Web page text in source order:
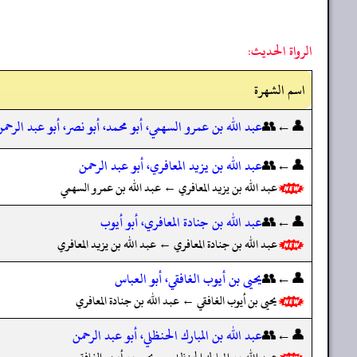
الرواة الحديث:
اسم الشهرة
👤←👥عبد الله بن عمرو السهمي، أبو محمد، أبو نصر، أبو عبد
👤←👥عبد الله بن يزيد المعافري، أبو عبد الرحمن
عبد الله بن يزيد المعافري ← عبد الله بن عمرو السهمي
👤←👥عبد الله بن جنادة المعافري، أبو أيوب
عبد الله بن جنادة المعافري ← عبد الله بن يزيد المعافري
👤←👥يحيى بن أيوب الغافقي، أبو العباس
يحيى بن أيوب الغافقي ← عبد الله بن جنادة المعافري
👤←👥عبد الله بن المبارك الحنظلي، أبو عبد الرحمن